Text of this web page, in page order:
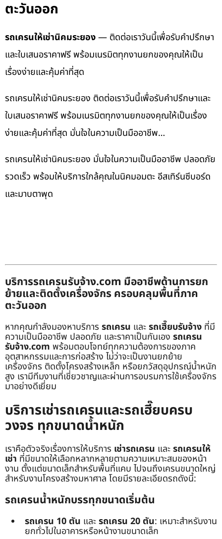
ตะวันออก
รถเครนให้เช่านิคมระยอง— ติดต่อเราวันนี้เพื่อรับคำปรึกษา
และใบเสนอราคาฟรี พร้อมเนรมิตทุกงานยกของคุณให้เป็น
เรื่องง่ายและคุ้มค่าที่สุด
รถเครนให้เช่านิคมระยอง ติดต่อเราวันนี้เพื่อรับคำปรึกษาและ
ใบเสนอราคาฟรี พร้อมเนรมิตทุกงานยกของคุณให้เป็นเรื่อง
ง่ายและคุ้มค่าที่สุด มั่นใจในความเป็นมืออาชีพ…
รถเครนให้เช่านิคมระยอง มั่นใจในความเป็นมืออาชีพ ปลอดภัย
รวดเร็ว พร้อมให้บริการใกล้คุณในนิคมอมตะ อีสเทิร์นซีบอร์ด
และมาบตาพุด
บริการรถเครนรับจ้าง.com มืออาชีพด้านการยก
ย้ายและติดตั้งเครื่องจักร ครอบคลุมพื้นที่ภาค
ตะวันออก
หากคุณกำลังมองหาบริการ รถเครน และรถเฮี๊ยบรับจ้าง ที่มี
ความเป็นมืออาชีพ ปลอดภัย และราคาเป็นกันเอง รถเครน
รับจ้าง.com พร้อมตอบโจทย์ทุกความต้องการของภาค
อุตสาหกรรมและการก่อสร้าง ไม่ว่าจะเป็นงานยกย้าย
เครื่องจักร ติดตั้งโครงสร้างเหล็ก หรือยกวัสดุอุปกรณ์น้ำหนัก
สูง เรามีทีมงานที่เชี่ยวชาญและผ่านการอบรมการใช้เครื่องจักร
มาอย่างดีเยี่ยม
บริการเช่ารถเครนและรถเฮี๊ยบครบ
วงจร ทุกขนาดน้ำหนัก
เราคือตัวจริงเรื่องการให้บริการ เช่ารถเครน และรถเครนให้
เช่า ที่มีขนาดให้เลือกหลากหลายตามความเหมาะสมของหน้า
งาน ตั้งแต่ขนาดเล็กสำหรับพื้นที่แคบ ไปจนถึงเครนขนาดใหญ่
สำหรับงานโครงสร้างมหาศาล โดยมีรายละเอียดรถดังนี้:
รถเครนน้ำหนักบรรทุกขนาดเริ่มต้น
รถเครน 10 ตัน และรถเครน 20 ตัน: เหมาะสำหรับงาน
ยกทั่วไปในอาคารหรือหน้างานขนาดเล็ก